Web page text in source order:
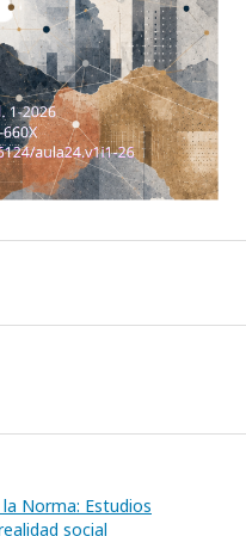
Norma: Estudios
social